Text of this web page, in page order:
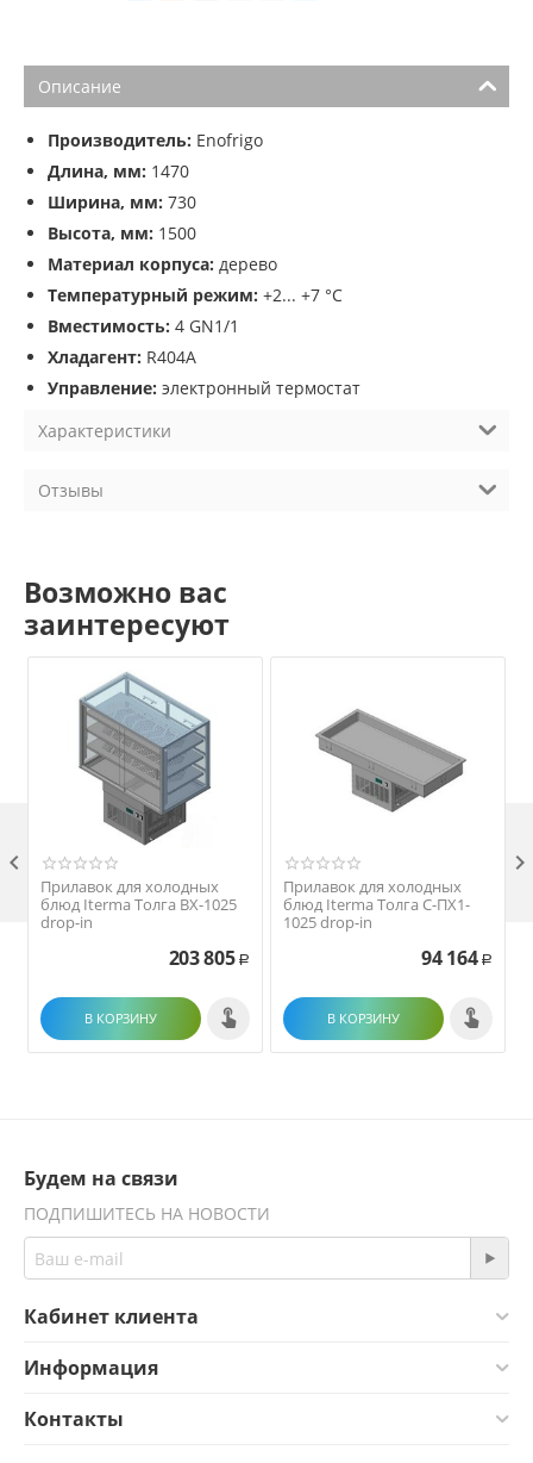
Описание
Производитель: Enofrigo
Длина, мм: 1470
Ширина, мм: 730
Высота, мм: 1500
Материал корпуса: дерево
Температурный режим: +2... +7 °C
Вместимость: 4 GN1/1
Хладагент: R404A
Управление: электронный термостат
Характеристики
Отзывы
Возможно вас
заинтересуют
Прилавок для холодных
блюд Iterma Толга ВХ-1025
drop-in
203 805 Р
В КОРЗИНУ
Прилавок для холодных
блюд Iterma Толга С-ПХ1-
1025 drop-in
94 164 Р
В КОРЗИНУ
 
Будем на связи
ПОДПИШИТЕСЬ НА НОВОСТИ
Кабинет клиента
Информация
Контакты